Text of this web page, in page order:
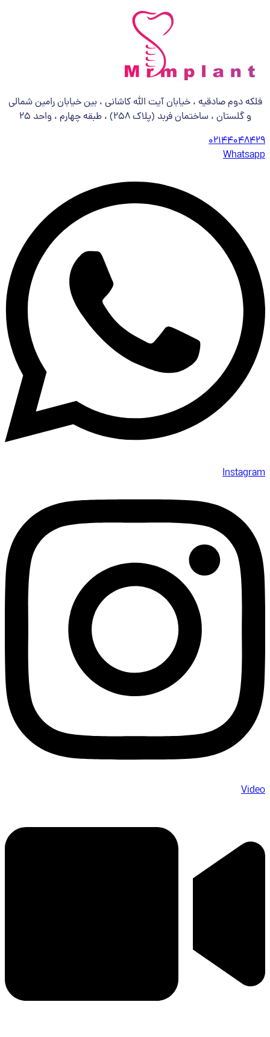
فلکه دوم صادقیه ، خیابان آیت الله کاشانی ، بین خیابان رامین شمالی
و گلستان ، ساختمان فربد (پلاک 258) ، طبقه چهارم ، واحد 25
02144048429
Whatsapp
Instagram
Video